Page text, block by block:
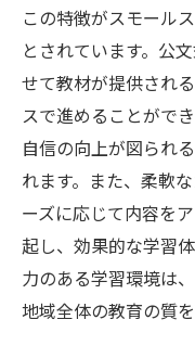
この特徴がスモール
とされています。公
せて教材が提供され
スで進めることがで
自信の向上が図られ
れます。また、柔軟
ーズに応じて内容を
起し、効果的な学習
力のある学習環境は
地域全体の教育の質